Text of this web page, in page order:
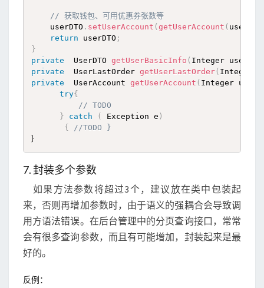
// 获取钱包、可用优惠券张数等
    userDTO
. setUserAccount (getUserAccount ( userId
return userDTO ;
}
private
  UserDTO
getUserBasicInfo ( Integer userId
private
  UserLastOrder
getUserLastOrder( Integer
private
  UserAccount
getUserAccount ( Integer
try{
// TODO
}
catch ( Exception e )
{
//TODO }
｝
7. 封装多个参数
如果方法参数将超过3个，建议放在类中包装起
来，否则再增加参数时，由于语义的强耦合会导致调
用方语法错误。在后台管理中的分页查询接口，常常
会有很多查询参数，而且有可能增加，封装起来是最
好的。
反例：